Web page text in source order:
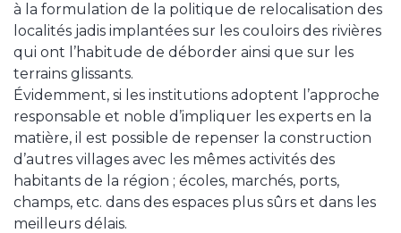
à la formulation de la politique de relocalisation des
localités jadis implantées sur les couloirs des rivières
qui ont l’habitude de déborder ainsi que sur les
terrains glissants.
Évidemment, si les institutions adoptent l’approche
responsable et noble d’impliquer les experts en la
matière, il est possible de repenser la construction
d’autres villages avec les mêmes activités des
habitants de la région ; écoles, marchés, ports,
champs, etc. dans des espaces plus sûrs et dans les
meilleurs délais.